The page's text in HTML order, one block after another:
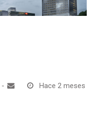
- Hace 2 meses